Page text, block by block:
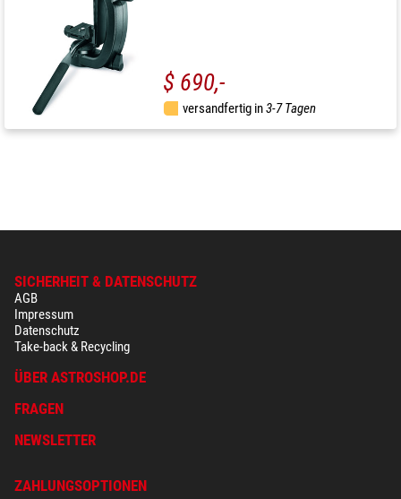
$ 690,-
versandfertig in3-7 Tagen
SICHERHEIT & DATENSCHUTZ
AGB
Impressum
Datenschutz
Take-back & Recycling
ÜBER ASTROSHOP.DE
FRAGEN
NEWSLETTER
ZAHLUNGSOPTIONEN